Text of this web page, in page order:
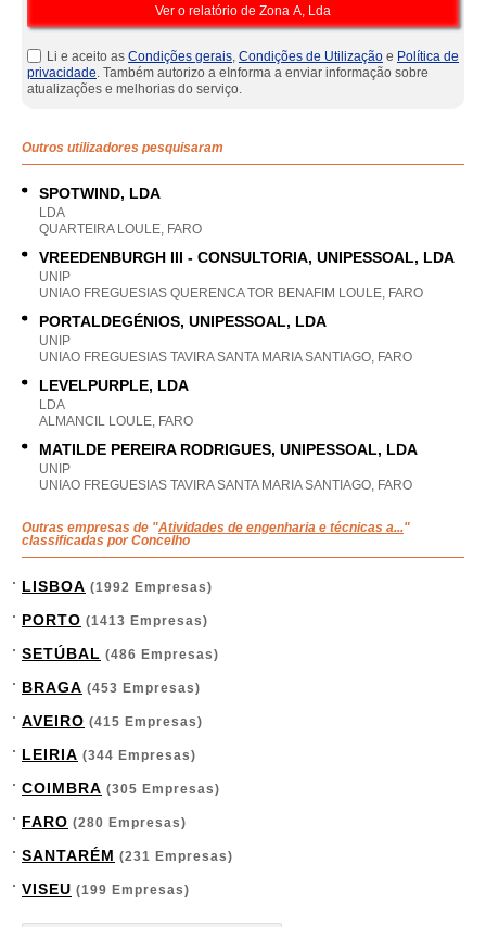
Li e aceito as Condições gerais, Condições de Utilização e Política de
privacidade. Também autorizo a eInforma a enviar informação sobre
atualizações e melhorias do serviço.
Outros utilizadores pesquisaram
SPOTWIND, LDA
LDA
QUARTEIRA LOULE, FARO
VREEDENBURGH III - CONSULTORIA, UNIPESSOAL, LDA
UNIP
UNIAO FREGUESIAS QUERENCA TOR BENAFIM LOULE, FARO
PORTALDEGÉNIOS, UNIPESSOAL, LDA
UNIP
UNIAO FREGUESIAS TAVIRA SANTA MARIA SANTIAGO, FARO
LEVELPURPLE, LDA
LDA
ALMANCIL LOULE, FARO
MATILDE PEREIRA RODRIGUES, UNIPESSOAL, LDA
UNIP
UNIAO FREGUESIAS TAVIRA SANTA MARIA SANTIAGO, FARO
Outras empresas de "Atividades de engenharia e técnicas a..."
classificadas por Concelho
LISBOA (1992 Empresas)
PORTO (1413 Empresas)
SETÚBAL (486 Empresas)
BRAGA (453 Empresas)
AVEIRO (415 Empresas)
LEIRIA (344 Empresas)
COIMBRA (305 Empresas)
FARO (280 Empresas)
SANTARÉM (231 Empresas)
VISEU (199 Empresas)